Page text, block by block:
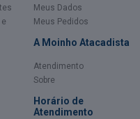
Meus Dados
Meus Pedidos
A Moinho Atacadista
Atendimento
Sobre
Horário de
Atendimento